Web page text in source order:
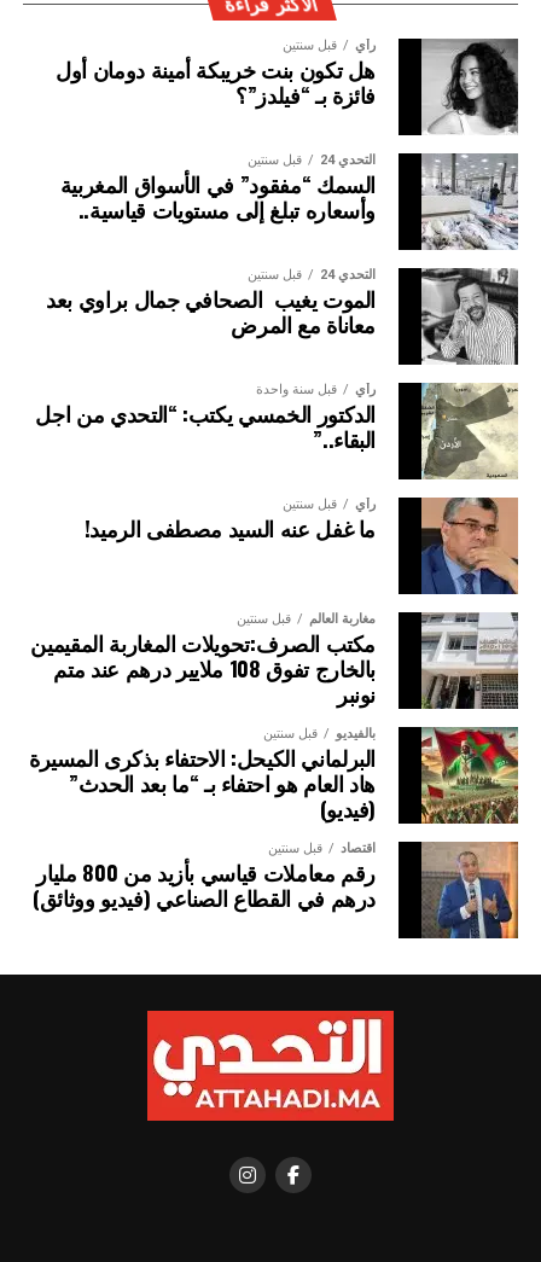
رأي قبل سنتين
هل تكون بنت خريبكة أمينة دومان أول
فائزة بـ “فيلدز”؟
التحدي 24 قبل سنتين
السمك “مفقود” في الأسواق المغربية
وأسعاره تبلغ إلى مستويات قياسية..
التحدي 24 قبل سنتين
الموت يغيب الصحافي جمال براوي بعد
معاناة مع المرض
رأي قبل سنة واحدة
الدكتور الخمسي يكتب: “التحدي من اجل
البقاء..”
رأي قبل سنتين
ما غفل عنه السيد مصطفى الرميد!
مغاربة العالم قبل سنتين
مكتب الصرف:تحويلات المغاربة المقيمين
بالخارج تفوق 108 ملايير درهم عند متم
نونبر
بالفيديو قبل سنتين
البرلماني الكيحل: الاحتفاء بذكرى المسيرة
هاد العام هو احتفاء بـ “ما بعد الحدث”
(فيديو)
اقتصاد قبل سنتين
رقم معاملات قياسي بأزيد من 800 مليار
درهم في القطاع الصناعي (فيديو ووثائق)